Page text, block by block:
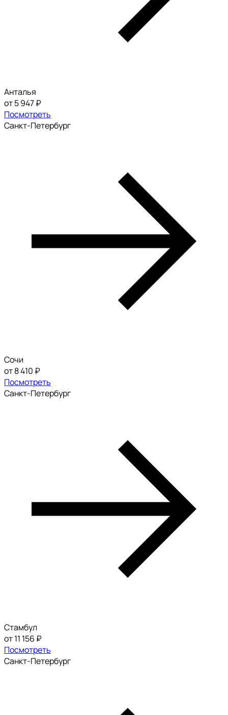
Анталья
от 5 947 ₽
Посмотреть
Санкт-Петербург
Сочи
от 8 410 ₽
Посмотреть
Санкт-Петербург
Стамбул
от 11 156 ₽
Посмотреть
Санкт-Петербург